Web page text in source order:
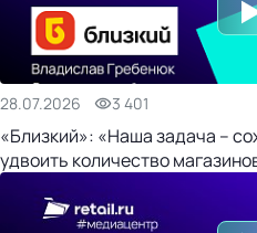
28.07.2026 3 401
«Близкий»: «Наша задача –
удвоить количество